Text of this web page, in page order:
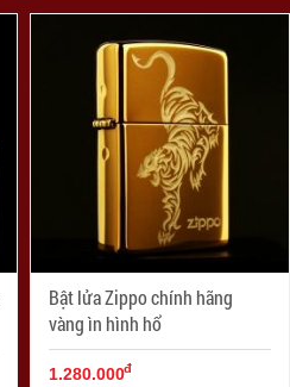
Bật lửa Zippo chính hãng
vàng ìn hình hổ
1.280.000đ